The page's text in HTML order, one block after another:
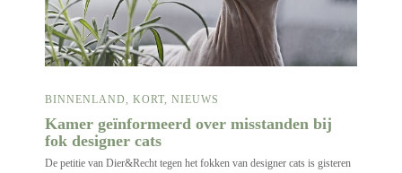
BINNENLAND KORT NIEUWS
Kamer geïnformeerd over misstanden bij
fok designer cats
De petitie van Dier&Recht tegen het fokken van designer cats is gisteren